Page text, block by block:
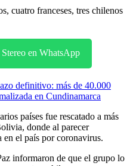
cuatro franceses, tres chilenos
en WhatsApp
definitivo: más de 40.000
en Cundinamarca
países fue rescatado a más
donde al parecer
en el país por coronavirus.
informaron de que el grupo lo